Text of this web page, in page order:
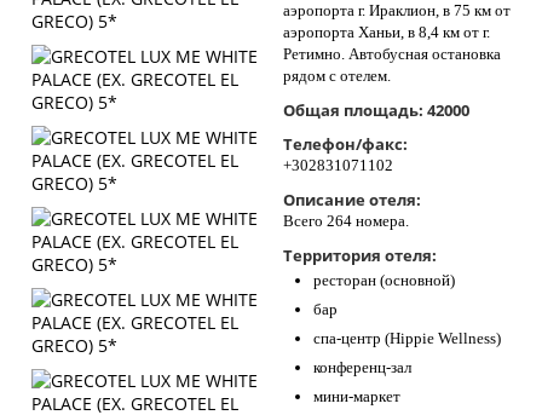
аэропорта г. Ираклион, в 75 км от
аэропорта Ханьи, в 8,4 км от г.
Ретимно. Автобусная остановка
рядом с отелем.
Общая площадь: 42000
Телефон/факс:
+302831071102
Описание отеля:
Всего 264 номера.
Территория отеля:
ресторан (основной)
бар
спа-центр (Hippie Wellness)
конференц-зал
мини-маркет